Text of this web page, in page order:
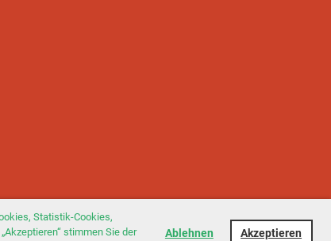
Statistik-Cookies,
stimmen Sie der
Ablehnen Akzeptieren